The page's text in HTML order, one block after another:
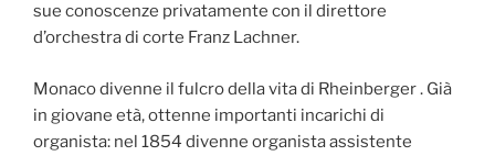
sue conoscenze privatamente con il direttore
d’orchestra di corte Franz Lachner.
Monaco divenne il fulcro della vita di Rheinberger . Già
in giovane età, ottenne importanti incarichi di
organista: nel 1854 divenne organista assistente